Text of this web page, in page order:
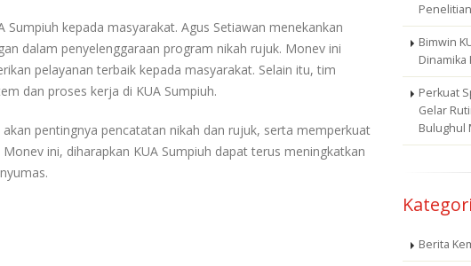
kepada masyarakat. Agus Setiawan menekankan
dalam penyelenggaraan program nikah rujuk. Monev ini
pelayanan terbaik kepada masyarakat. Selain itu, tim
dan proses kerja di KUA Sumpiuh.
pentingnya pencatatan nikah dan rujuk, serta memperkuat
ini, diharapkan KUA Sumpiuh dapat terus meningkatkan
Bimwin
Dinamika
Perkuat
Gelar
Bulughul
Kategori
Berita